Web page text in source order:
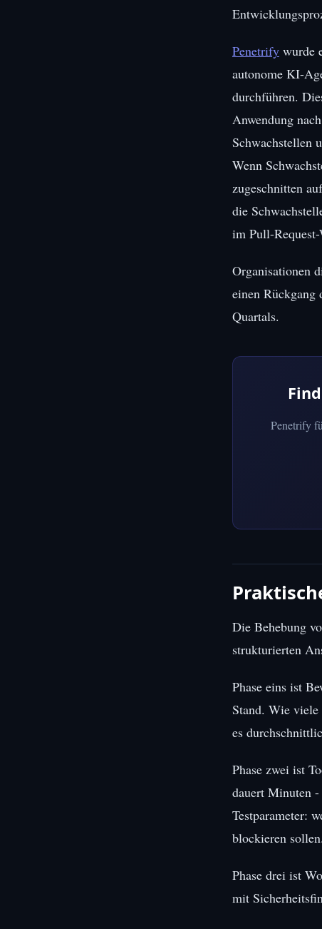
Penetrify wurde
autonome KI-
durchführen.
Anwendung
Schwachstellen
Wenn
zugeschnitten
die
im Pull-
Organisationen
einen Rückgang
Quartals.
Penetrify
Die Behebung
strukturierten
Phase eins ist
Stand. Wie viele
es
Phase zwei ist
dauert Minuten
Testparameter:
blockieren sollen.
Phase drei ist
mit